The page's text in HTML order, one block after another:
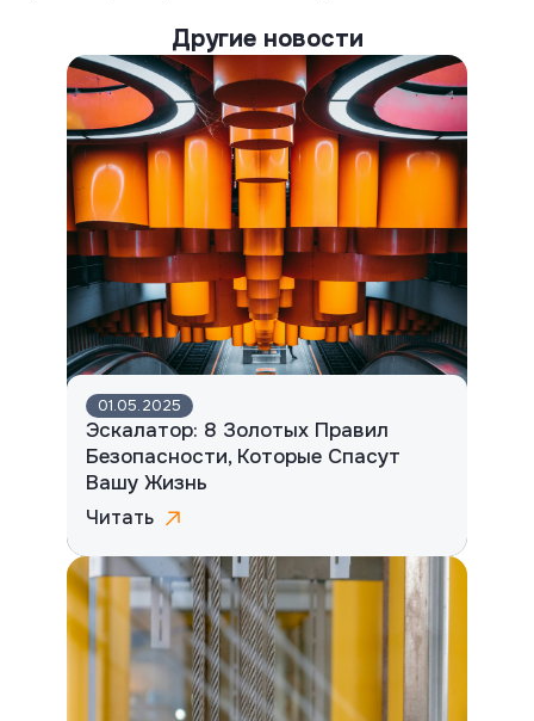
Другие новости
01.05.2025
Эскалатор: 8 Золотых Правил
Безопасности, Которые Спасут
Вашу Жизнь
Читать